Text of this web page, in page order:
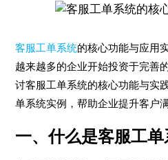
客服工单系统的核心功能与应用
越来越多的企业开始投资于完善
讨客服工单系统的核心功能与实
单系统实例，帮助企业提升客户
一、什么是客服工单